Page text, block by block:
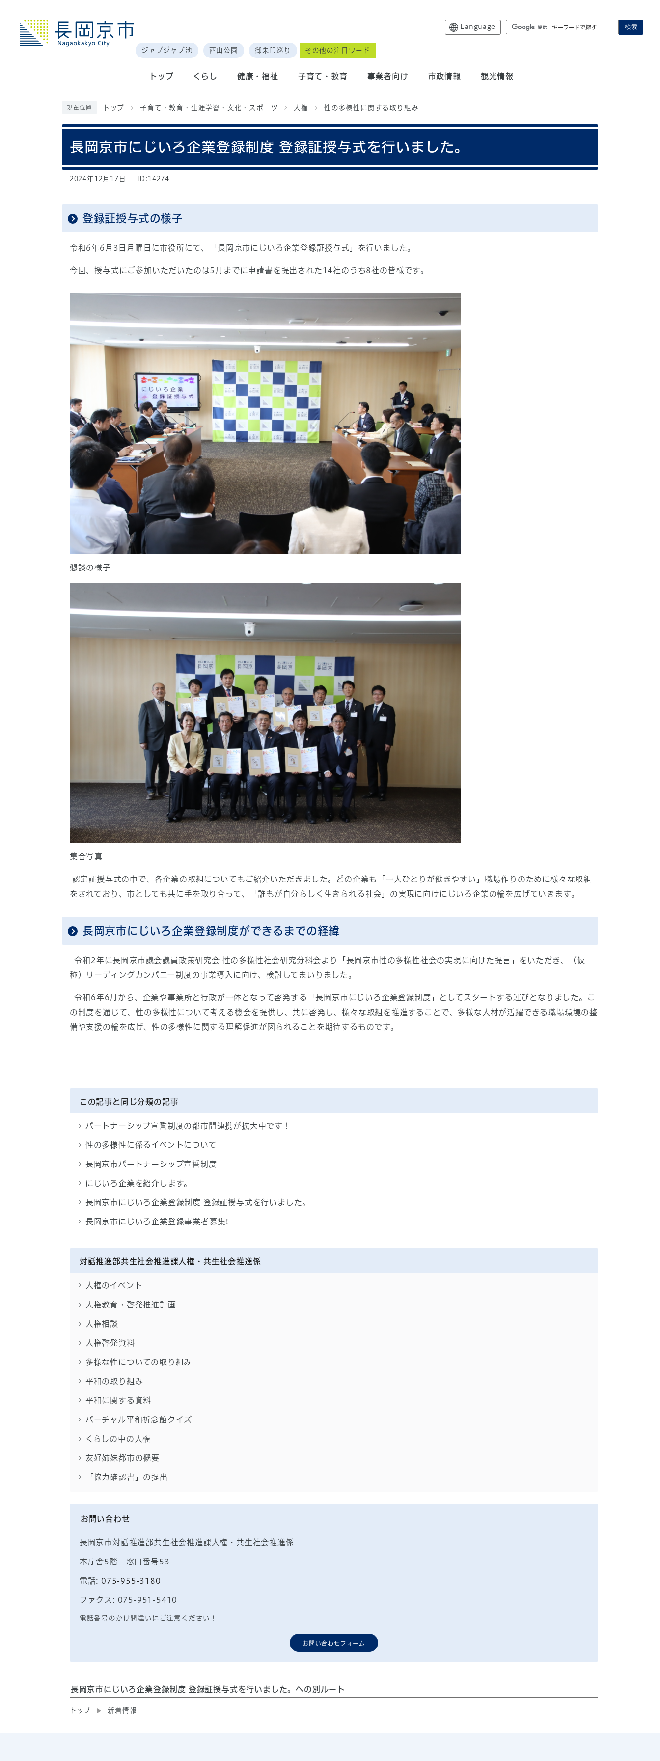
Language 検索
ジャブジャブ池 西山公園 御朱印巡り その他の注目ワード
トップ くらし 健康・福祉 子育て・教育 事業者向け 市政情報 観光情報
現在位置 トップ 子育て・教育・生涯学習・文化・スポーツ 人権 性の多様性に関する取り組み
長岡京市にじいろ企業登録制度 登録証授与式を行いました。
2024年12月17日 ID:14274
登録証授与式の様子
令和6年6月3日月曜日に市役所にて、「長岡京市にじいろ企業登録証授与式」を行いました。
今回、授与式にご参加いただいたのは5月までに申請書を提出された14社のうち8社の皆様です。
懇談の様子
集合写真
認定証授与式の中で、各企業の取組についてもご紹介いただきました。どの企業も「一人ひとりが働きやすい」職場作りのために様々な取組
をされており、市としても共に手を取り合って、「誰もが自分らしく生きられる社会」の実現に向けにじいろ企業の輪を広げていきます。
長岡京市にじいろ企業登録制度ができるまでの経緯
令和2年に長岡京市議会議員政策研究会 性の多様性社会研究分科会より「長岡京市性の多様性社会の実現に向けた提言」をいただき、（仮
称）リーディングカンパニー制度の事業導入に向け、検討してまいりました。
令和6年6月から、企業や事業所と行政が一体となって啓発する「長岡京市にじいろ企業登録制度」としてスタートする運びとなりました。こ
の制度を通じて、性の多様性について考える機会を提供し、共に啓発し、様々な取組を推進することで、多様な人材が活躍できる職場環境の整
備や支援の輪を広げ、性の多様性に関する理解促進が図られることを期待するものです。
この記事と同じ分類の記事
パートナーシップ宣誓制度の都市間連携が拡大中です！
性の多様性に係るイベントについて
長岡京市パートナーシップ宣誓制度
にじいろ企業を紹介します。
長岡京市にじいろ企業登録制度 登録証授与式を行いました。
長岡京市にじいろ企業登録事業者募集!
対話推進部共生社会推進課人権・共生社会推進係
人権のイベント
人権教育・啓発推進計画
人権相談
人権啓発資料
多様な性についての取り組み
平和の取り組み
平和に関する資料
バーチャル平和祈念館クイズ
くらしの中の人権
友好姉妹都市の概要
「協力確認書」の提出
お問い合わせ
長岡京市対話推進部共生社会推進課人権・共生社会推進係
本庁舎5階 窓口番号53
電話: 075-955-3180
ファクス: 075-951-5410
電話番号のかけ間違いにご注意ください！
お問い合わせフォーム
長岡京市にじいろ企業登録制度 登録証授与式を行いました。への別ルート
トップ 新着情報